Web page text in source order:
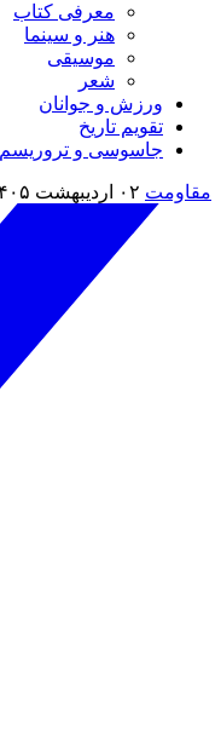
معرفی کتاب
هنر و سینما
موسیقی
شعر
ورزش و جوانان
تقویم تاريخ
جاسوسی و تروریسم
مقاومت ۰۲ اردیبهشت ۱۴۰۵